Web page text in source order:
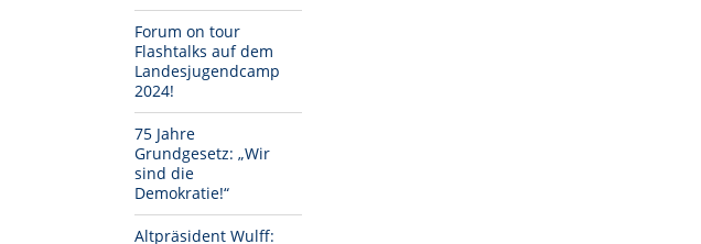
Forum on tour
Flashtalks auf dem
Landesjugendcamp
2024!
75 Jahre
Grundgesetz: „Wir
sind die
Demokratie!“
Altpräsident Wulff: